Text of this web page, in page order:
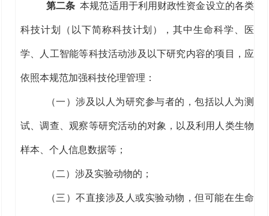
第二条 本规范适用于利用财政性资金设立的各类
科技计划 （以下简称科技计划），其中生命科学、医
学、人工智能等科技活动涉及 以下研究内容的项目 ， 应
依照本规范加强科技伦理管理：
（一）涉及以人为研究参与者的，包括以人为测
试、调查、观察等研究活动的对象，以及利用人类生物
样本、个人信息数据等 ；
（二） 涉及实验动物的 ；
（三）不直接涉及人或实验动物，但可能在生命